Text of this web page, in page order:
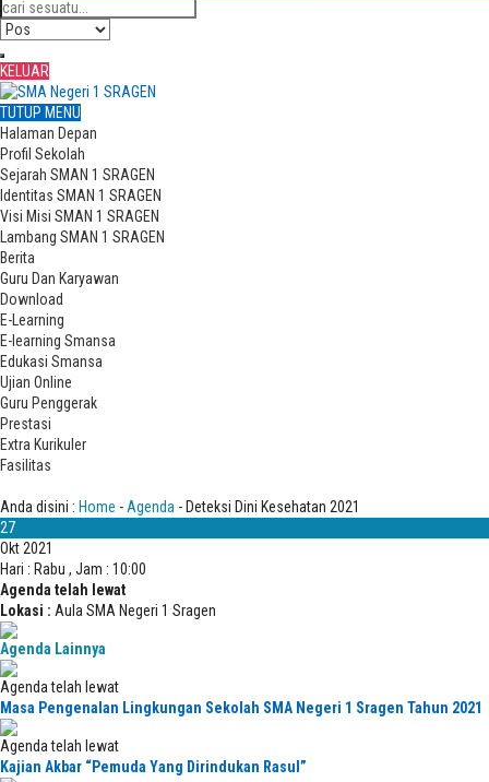
KELUAR
TUTUP MENU
Halaman Depan
Profil Sekolah
Sejarah SMAN 1 SRAGEN
Identitas SMAN 1 SRAGEN
Visi Misi SMAN 1 SRAGEN
Lambang SMAN 1 SRAGEN
Berita
Guru Dan Karyawan
Download
E-Learning
E-learning Smansa
Edukasi Smansa
Ujian Online
Guru Penggerak
Prestasi
Extra Kurikuler
Fasilitas
Anda disini : Home - Agenda - Deteksi Dini Kesehatan 2021
27
Okt 2021
Hari : Rabu , Jam : 10:00
Agenda telah lewat
Lokasi : Aula SMA Negeri 1 Sragen
Agenda Lainnya
Agenda telah lewat
Masa Pengenalan Lingkungan Sekolah SMA Negeri 1 Sragen Tahun 2021
Agenda telah lewat
Kajian Akbar “Pemuda Yang Dirindukan Rasul”